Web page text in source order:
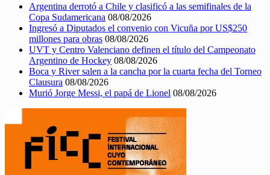
Argentina derrotó a Chile y clasificó a las semifinales de la
Copa Sudamericana 08/08/2026
Ingresó a Diputados el convenio con Vicuña por US$250
millones para obras 08/08/2026
UVT y Centro Valenciano definen el título del Campeonato
Argentino de Hockey 08/08/2026
Boca y River salen a la cancha por la cuarta fecha del Torneo
Clausura 08/08/2026
Murió Jorge Messi, el papá de Lionel 08/08/2026